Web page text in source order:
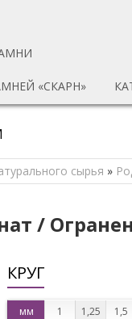
«СКАРН»
сырья »
/
КРУГ
мм 1 1,25 1,5